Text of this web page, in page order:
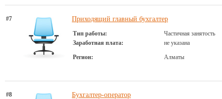
#7 Приходящий главный бухгалтер
Тип работы:
Частичная занятость
Заработная плата:
не указана
Регион: Алматы
#8 Бухгалтер-оператор